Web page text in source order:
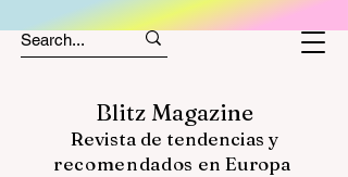
Blitz Magazine
Revista de tendencias y
recomendados en Europa